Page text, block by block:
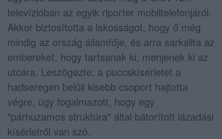
televízióban az egyik riporter mobiltelefonjáról.
Akkor biztosította a lakosságot, hogy ő még
mindig az ország államfője, és arra sarkallta az
embereket, hogy tartsanak ki, menjenek ki az
utcára. Leszögezte: a puccskísérletet a
hadseregen belüli kisebb csoport hajtotta
végre, úgy fogalmazott, hogy egy
"párhuzamos struktúra" által bátorított lázadási
kísérletről van szó.